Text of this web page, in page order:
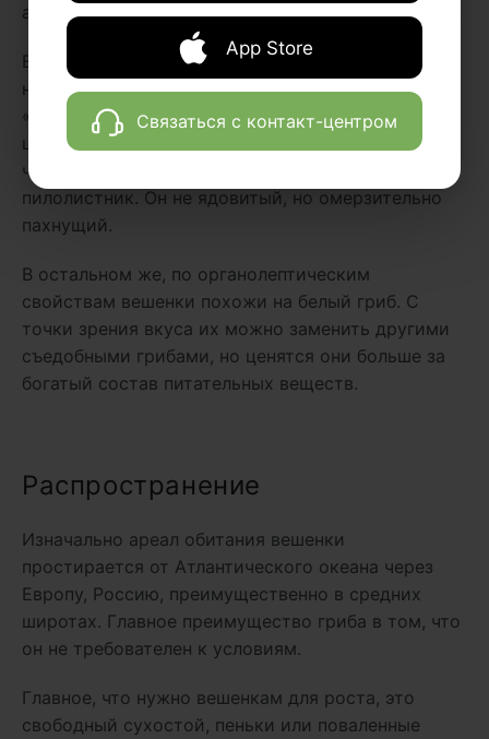
App Store
Связаться с контакт-центром
а шиитаке и майтаке — за состав полисахаридов.
Если говорить о ядовитых грибах, то здесь все
немного проще. Вешенки не обладают ядовитыми
«двойниками». То есть, если вы идете
целенаправленно собирать именно их, то худшее,
что может попасть в корзину — это волчий
пилолистник. Он не ядовитый, но омерзительно
пахнущий.
В остальном же, по органолептическим
свойствам вешенки похожи на белый гриб. С
точки зрения вкуса их можно заменить другими
съедобными грибами, но ценятся они больше за
богатый состав питательных веществ.
Распространение
Изначально ареал обитания вешенки
простирается от Атлантического океана через
Европу, Россию, преимущественно в средних
широтах. Главное преимущество гриба в том, что
он не требователен к условиям.
Главное, что нужно вешенкам для роста, это
свободный сухостой, пеньки или поваленные